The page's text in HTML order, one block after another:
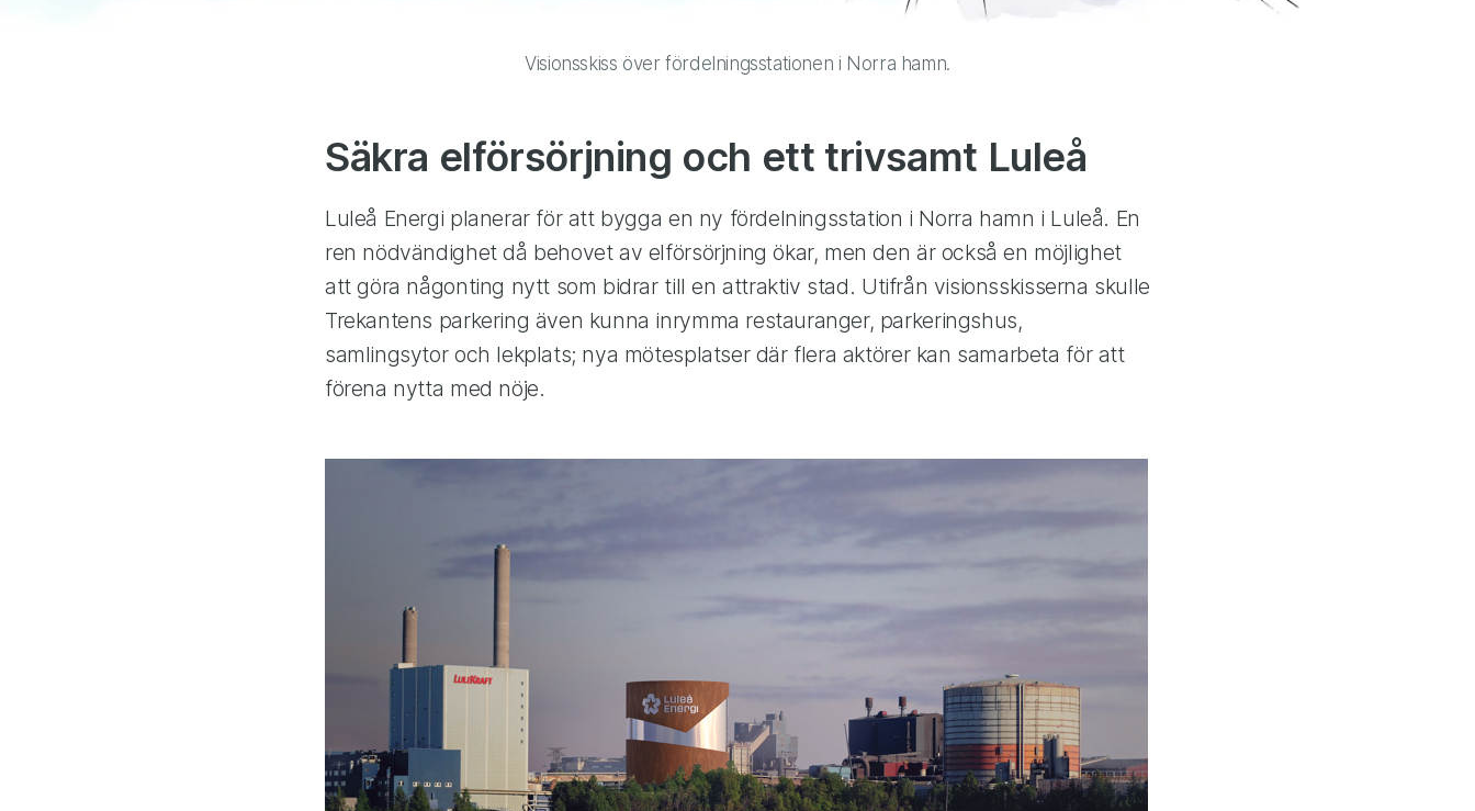
Visionsskiss över fördelningsstationen i Norra hamn.
Säkra elförsörjning och ett trivsamt Luleå
Luleå Energi planerar för att bygga en ny fördelningsstation i Norra hamn i Luleå. En
ren nödvändighet då behovet av elförsörjning ökar, men den är också en möjlighet
att göra någonting nytt som bidrar till en attraktiv stad. Utifrån visionsskisserna skulle
Trekantens parkering även kunna inrymma restauranger, parkeringshus,
samlingsytor och lekplats; nya mötesplatser där flera aktörer kan samarbeta för att
förena nytta med nöje.